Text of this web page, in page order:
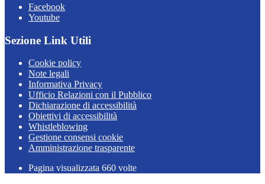
Facebook
Youtube
Sezione Link Utili
Cookie policy
Note legali
Informativa Privacy
Ufficio Relazioni con il Pubblico
Dichiarazione di accessibilità
Obiettivi di accessibilità
Whistleblowing
Gestione consensi cookie
Amministrazione trasparente
Pagina visualizzata 660 volte